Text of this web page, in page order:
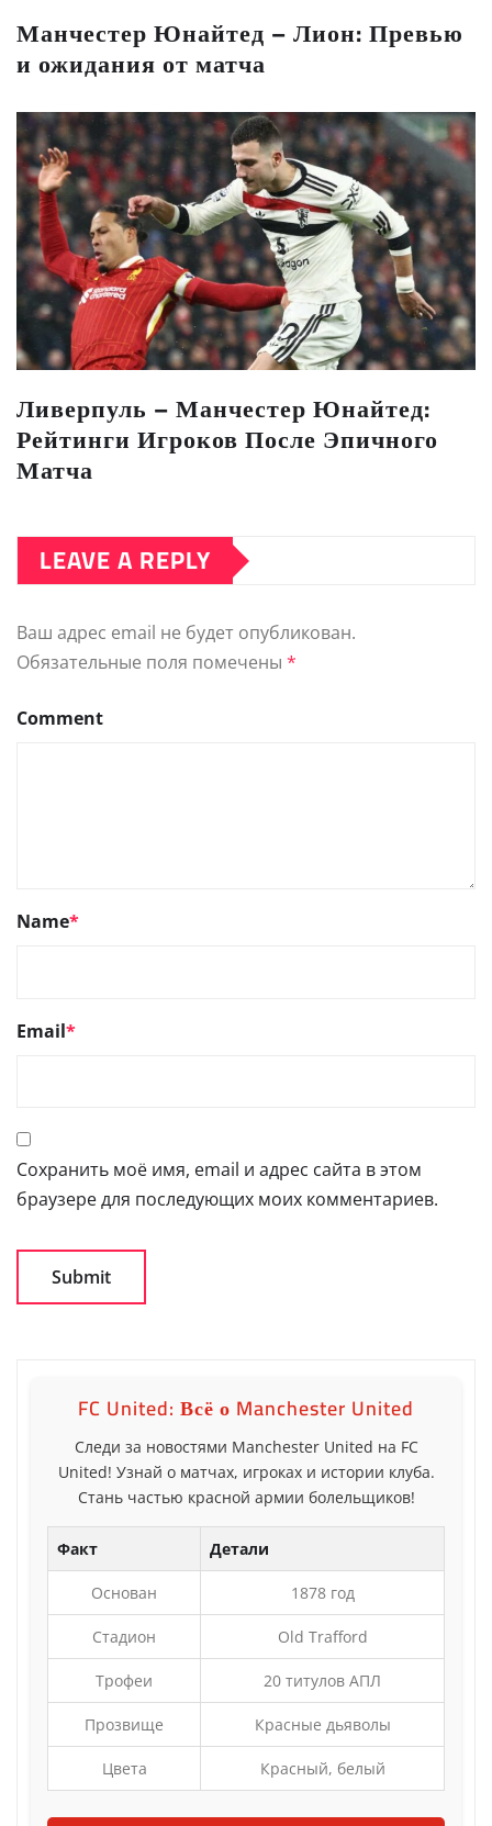
Манчестер Юнайтед – Лион: Превью
и ожидания от матча
Ливерпуль – Манчестер Юнайтед:
Рейтинги Игроков После Эпичного
Матча
LEAVE A REPLY
Ваш адрес email не будет опубликован.
Обязательные поля помечены *
Comment
Name*
Email*
Сохранить моё имя, email и адрес сайта в этом
браузере для последующих моих комментариев.
FC United: Всё о Manchester United
Следи за новостями Manchester United на FC
United! Узнай о матчах, игроках и истории клуба.
Стань частью красной армии болельщиков!
Факт Детали
Основан 1878 год
Стадион Old Trafford
Трофеи 20 титулов АПЛ
Прозвище Красные дьяволы
Цвета Красный, белый